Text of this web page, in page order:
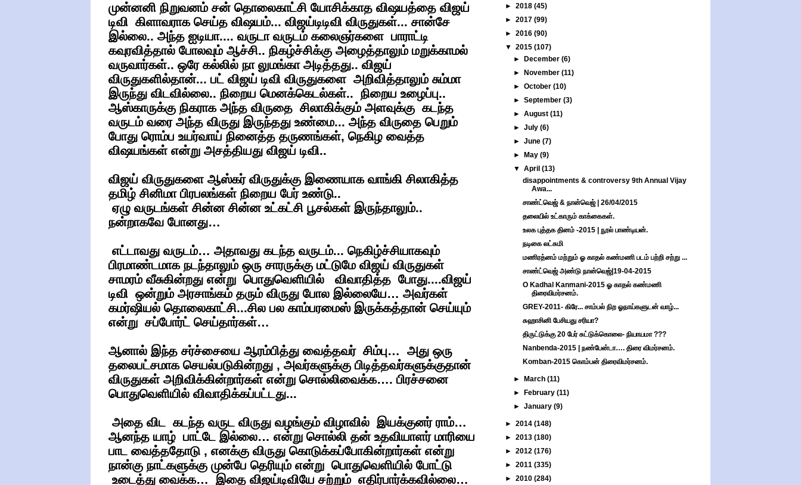
முன்னனி நிறுவனம் சன் தொலைகாட்சி யோசிக்காத விஷயத்தை விஜய்
டிவி கிளாவராக செய்த விஷயம்... விஜய்டிடிவி விருதுகள்... சான்சே
இல்லை.. அந்த ஐடியா.... வருடா வருடம் கலைஞர்களை பாராட்டி
கவுரவித்தால் போலவும் ஆச்சி.. நிகழ்ச்சிக்கு அழைத்தாலும் மறுக்காமல்
வருவார்கள்.. ஒரே கல்லில் நா லுமங்கா அடித்தது.. விஜய்
விருதுகளில்தான்... பட் விஜய் டிவி விருதுகளை அறிவித்தாலும் சும்மா
இருந்து விடவில்லை.. நிறைய மெனக்கெடல்கள்.. நிறைய உழைப்பு..
ஆஸ்காருக்கு நிகராக அந்த விருதை சிலாகிக்கும் அளவுக்கு கடந்த
வருடம் வரை அந்த விருது இருந்தது உண்மை... அந்த விருதை பெறும்
போது ரொம்ப உயர்வாய் நினைத்த தருணங்கள், நெகிழ வைத்த
விஷயங்கள் என்று அசத்தியது விஜய் டிவி..
விஜய் விருதுகளை ஆஸ்கர் விருதுக்கு இணையாக வாங்கி சிலாகித்த
தமிழ் சினிமா பிரபலங்கள் நிறைய பேர் உண்டு..
ஏழு வருடங்கள் சின்ன சின்ன உட்கட்சி பூசல்கள் இருந்தாலும்..
நன்றாகவே போனது…
எட்டாவது வருடம்… அதாவது கடந்த வருடம்... நெகிழ்ச்சியாகவும்
பிரமாண்டமாக நடந்தாலும் ஒரு சாரருக்கு மட்டுமே விஜய் விருதுகள்
சாமரம் வீசுகின்றது என்று பொதுவெளியில் விவாதித்த போது....விஜய்
டிவி ஒன்றும் அரசாங்கம் தரும் விருது போல இல்லையே… அவர்கள்
கமர்ஷியல் தொலைகாட்சி...சில பல காம்பரமைஸ் இருக்கத்தான் செய்யும்
என்று சப்போர்ட் செய்தார்கள்…
ஆனால் இந்த சர்ச்சையை ஆரம்பித்து வைத்தவர் சிம்பு… அது ஒரு
தலைபட்சமாக செயல்படுகின்றது , அவர்களுக்கு பிடித்தவர்களுக்குதான்
விருதுகள் அறிவிக்கின்றார்கள் என்று சொல்லிவைக்க…. பிரச்சனை
பொதுவெளியில் விவாதிக்கப்பட்டது...
அதை விட கடந்த வருட விருது வழங்கும் விழாவில் இயக்குனர் ராம்…
ஆனந்த யாழ் பாட்டே இல்லை… என்று சொல்லி தன் உதவியாளர் மாரியை
பாட வைத்ததோடு , எனக்கு விருது கொடுக்கப்போகின்றார்கள் என்று
நான்கு நாட்களுக்கு முன்பே தெரியும் என்று பொதுவெளியில் போட்டு
உடைத்து வைக்க… இதை விஜய்டிவியே சற்றும் எதிர்பார்க்கவில்லை…
► 2018 (45)
► 2017 (99)
► 2016 (90)
▼ 2015 (107)
►
December(6)
►
November(11)
►October(10)
►September(3)
►August(11)
►July(6)
►June(7)
►
May(9)
▼April(13)
disappointments & controversy 9th Annual Vijay
Awa...
சாண்ட்வெஜ் & நான்வெஜ் | 26/04/2015
தலையில் உட்காரும் காக்கைகள்.
உலக புத்தக தினம் -2015 | நூல் பாண்டியன்.
நடிகை லட்சுமி
மணிரத்னம் மற்றும் ஓ காதல் கண்மணி படம் பற்றி சற்று ...
சாண்ட்வெஜ் அண்டு நான்வெஜ்|19-04-2015
O Kadhal Kanmani‬-2015 ஓ காதல் கண்மணி
திரைவிமர்சனம்.
GREY-2011- கிரே... சாம்பல் நிற ஓநாய்களுடன் வாழ்...
சுஹாசினி பேசியது சரியா?
திருட்டுக்கு 20 பேர் சுட்டுக்கொலை- நியாயமா ???
Nanbenda-2015 | நண்பேன்டா…. திரை விமர்சனம்.
Komban-2015 கொம்பன் திரைவிமர்சனம்.
► March(11)
►
February(11)
►January(9)
► 2014 (148)
► 2013 (180)
► 2012 (176)
► 2011 (335)
► 2010 (284)